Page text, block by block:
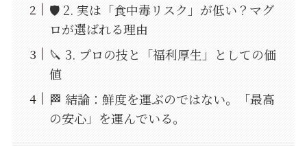
🛡️ 2. 実は「食中毒リスク」が低い？マグ
ロが選ばれる理由
🔪 3. プロの技と「福利厚生」としての価
値
🏁 結論：鮮度を運ぶのではない。「最高
の安心」を運んでいる。